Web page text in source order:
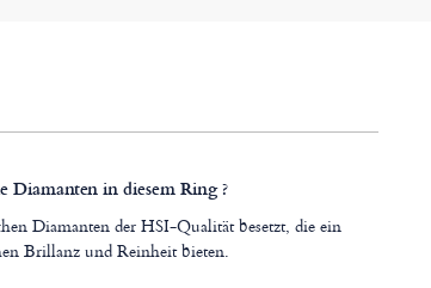
Diamanten in diesem Ring ?
Diamanten der HSI-Qualität besetzt, die ein
Brillanz und Reinheit bieten.